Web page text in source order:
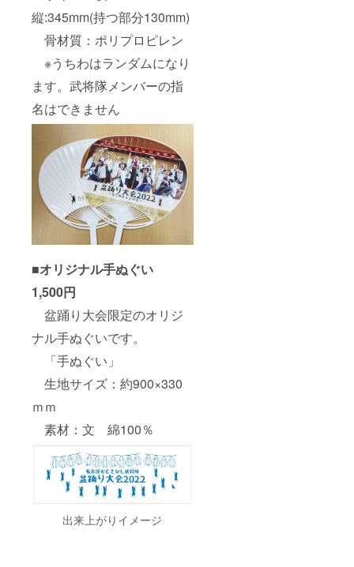
縦:345mm(持つ部分130mm)
骨材質：ポリプロピレン
※うちわはランダムになり
ます。武将隊メンバーの指
名はできません
■オリジナル手ぬぐい
1,500円
盆踊り大会限定のオリジ
ナル手ぬぐいです。
「手ぬぐい」
生地サイズ：約900×330
ｍｍ
素材：文 綿100％
出来上がりイメージ